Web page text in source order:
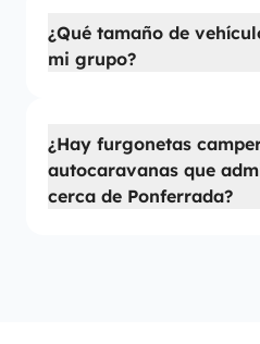
¿Qué tamaño de
mi grupo?
¿Hay furgonetas
autocaravanas que
cerca de Ponferrada?